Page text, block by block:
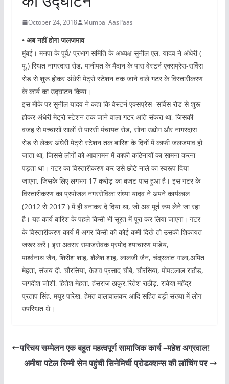
October 24, 2018 Mumbai AasPaas
• अब नहीं होगा जलजमाव
मुंबई। मनपा के पूर्व/ प्रभाग समिति के अध्यक्ष सुनील एल. यादव ने अंधेरी (
पू.) स्थित नागरदास रोड, पानीपत के मैदान के पास वेस्टर्न एक्सप्रेस-सर्विस
रोड से शुरू होकर अंधेरी मेट्रो स्टेशन तक जाने वाले गटर के विस्तारीकरण
के कार्य का उद्घाटन किया।
इस मौके पर सुनील यादव ने कहा कि वेस्टर्न एक्सप्रेस -सर्विस रोड से शुरू
होकर अंधेरी मेट्रो स्टेशन तक जाने वाला गटर अति संकरा था, जिसकी
वजह से पच्चासों सालों से पारसी पंचायत रोड, सोना उद्योग और नागरदास
रोड से लेकर अंधेरी मेट्रो स्टेशन तक बारिश के दिनों में काफी जलजमाव हो
जाता था, जिससे लोगों को आवागमन में काफी कठिनायों का सामना करना
पड़ता था। गटर का विस्तारीकरण कर उसे छोटे नाले का स्वरूप दिया
जाएगा, जिसके लिए लगभग 17 करोड़ का बजट पास हुआ है। इस गटर के
विस्तारीकरण का प्रपोजल नगरसेविका संध्या यादव ने अपने कार्यकाल
(2012 से 2017 ) में ही बनाकर दे दिया था, जो अब मूर्त रूप लेने जा रहा
है। यह कार्य बारिश के पहले किसी भी सूरत में पूरा कर लिया जाएगा। गटर
के विस्तारीकरण कार्य में अगर किसी को कोई कमी दिखे तो उसकी शिकायत
जरूर करें। इस अवसर समाजसेवक प्रमोद श्याचारण पांडेय,
पार्श्वनाथ जैन, शिरीश शाह, शैलेश शाह, लालजी जैन, चंद्रकांत गाला,अमित
मेहता, संजय दी. चौरसिया, केशव प्रसाद चौबे, चौरसिया, पोपटलाल राठौड़,
जगदीश जोशी, हितेश मेहता, हंसराज ठाकुर,रितेश राठौड़, राकेश महेंद्र
प्रताप सिंह, मयूर पारेख, हेमंत वालावालकर आदि सहित बड़ी संख्या में लोग
उपस्थित थे।
परिचय सम्मेलन एक बहुत महत्वपूर्ण सामाजिक कार्य –महेश अग्रवाल!
अमीषा पटेल रिम्मी सेन पहुंची सिनेमिर्ची प्रोडक्शन्स की लॉचिंग पर